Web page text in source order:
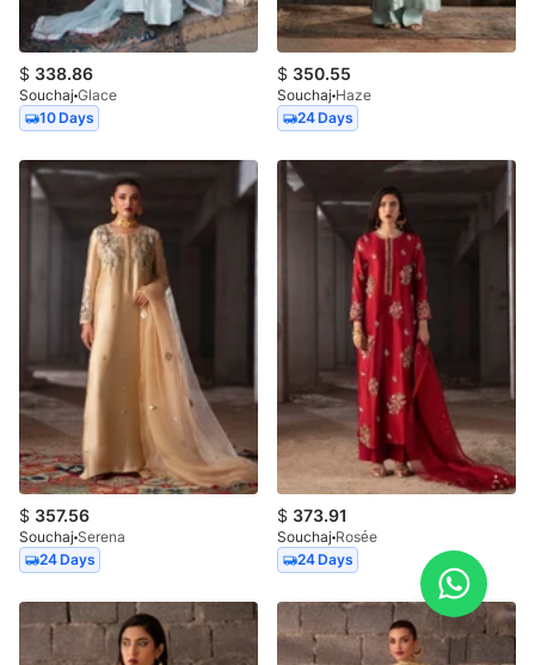
$ 338.86
Souchaj Glace
10 Days
$ 350.55
Souchaj Haze
24 Days
$ 357.56
Souchaj Serena
24 Days
$ 373.91
Souchaj Rosée
24 Days